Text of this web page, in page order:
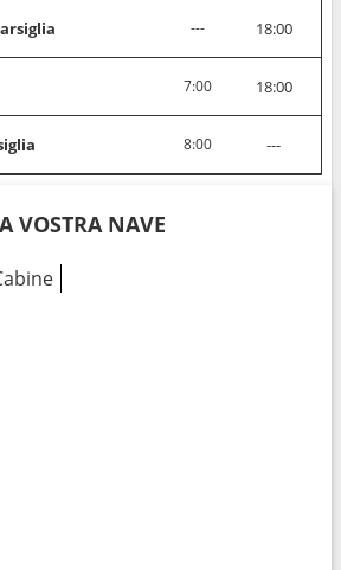
--- 18:00
7:00 18:00
8:00 ---
VOSTRA NAVE